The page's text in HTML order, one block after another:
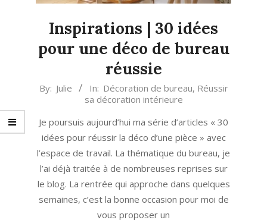
Inspirations | 30 idées
pour une déco de bureau
réussie
2023-
03
By: Julie In: Décoration de bureau, Réussir
sa décoration intérieure
Je poursuis aujourd’hui ma série d’articles « 30
idées pour réussir la déco d’une pièce » avec
l’espace de travail. La thématique du bureau, je
l’ai déjà traitée à de nombreuses reprises sur
le blog. La rentrée qui approche dans quelques
semaines, c’est la bonne occasion pour moi de
vous proposer un